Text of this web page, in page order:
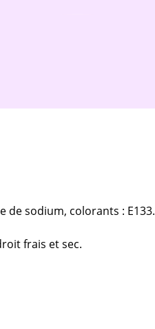
de sodium, colorants : E133.
frais et sec.